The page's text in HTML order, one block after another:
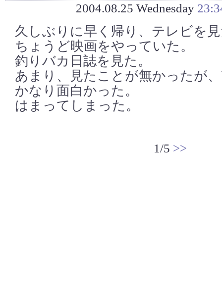
2004.08.25 Wednesday
久しぶりに早く帰り、テレビを
ちょうど映画をやっていた。
釣りバカ日誌を見た。
あまり、見たことが無かったが
かなり面白かった。
はまってしまった。
1/5 >>